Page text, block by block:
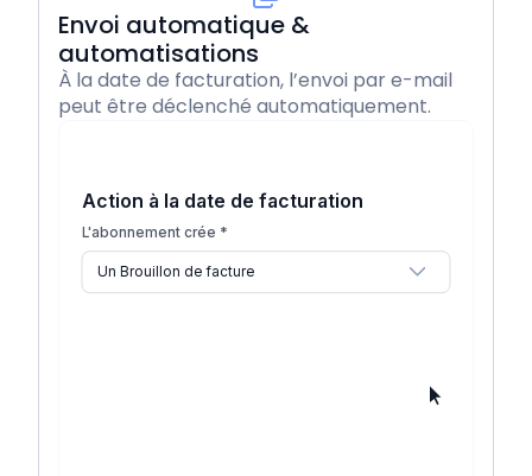
Application mobile
Éditeur de facture complet
Centralisation des justificatifs
Paiement en 1 clic
Envoi automatique &
automatisations
À la date de facturation, l’envoi par e-mail
peut être déclenché automatiquement.
Action à la date de facturation
L'abonnement crée *
Un Brouillon de facture